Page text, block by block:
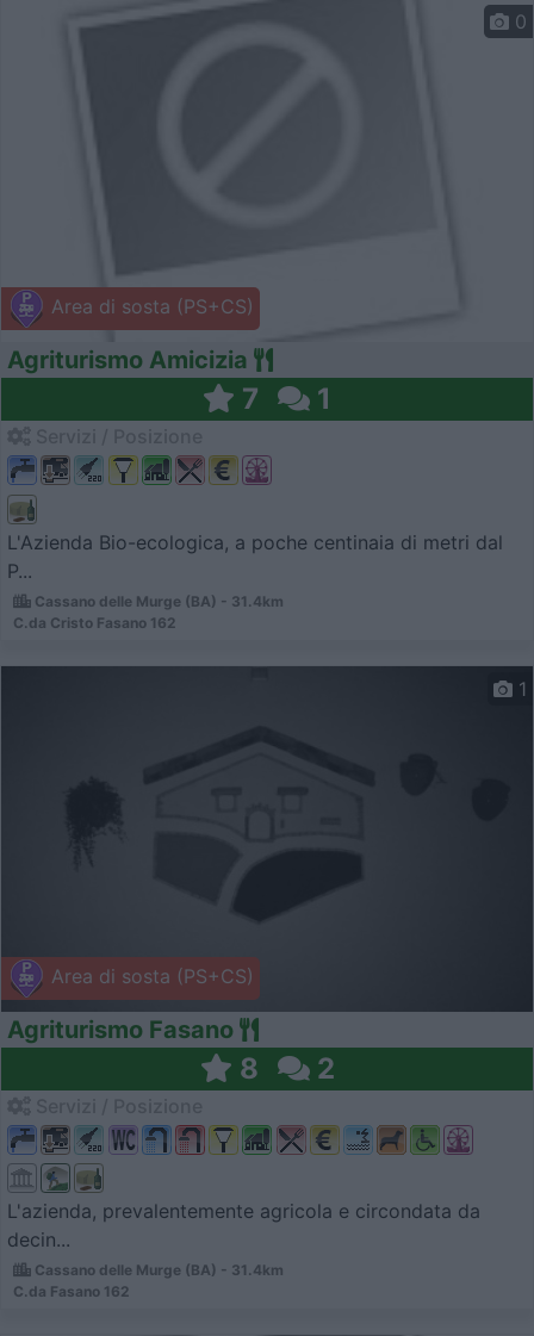
Area di sosta (PS+CS)
0
Agriturismo Amicizia
7 1
L'Azienda Bio-ecologica, a poche centinaia di metri dal
P...
Cassano delle Murge (BA) - 31.4km
C.da Cristo Fasano 162
Area di sosta (PS+CS)
1
Agriturismo Fasano
8 2
L'azienda, prevalentemente agricola e circondata da
decin...
Cassano delle Murge (BA) - 31.4km
C.da Fasano 162